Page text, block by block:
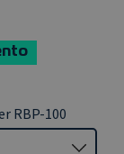
RBP-100